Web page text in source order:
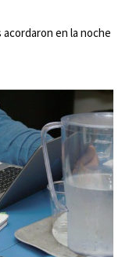
en la noche